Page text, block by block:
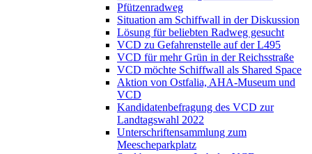
Pfützenradweg
Situation am Schiffwall in der Diskussion
Lösung für beliebten Radweg gesucht
VCD zu Gefahrenstelle auf der L495
VCD für mehr Grün in der Reichsstraße
VCD möchte Schiffwall als Shared Space
Aktion von Ostfalia, AHA-Museum und
VCD
Kandidatenbefragung des VCD zur
Landtagswahl 2022
Unterschriftensammlung zum
Meescheparkplatz